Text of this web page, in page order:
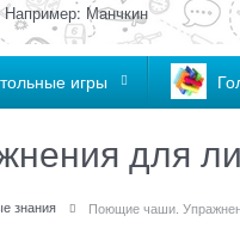
Например: Манчкин
игры
для
знания Поющие чаши.